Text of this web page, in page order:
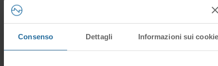
Consenso Dettagli Informazioni sui cookie
sinistra
Launch
Virtual Console
mostrerà l’esatto stato della macchina in tempo reale.
Attraverso la funzionalità di Virtual Console è possibile effettuare il
login alla macchina,ma anche lanciare sequenze di comandi come